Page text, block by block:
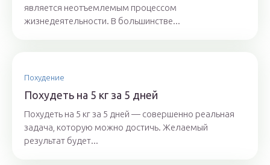
является неотъемлемым процессом
жизнедеятельности. В большинстве...
Похудение
Похудеть на 5 кг за 5 дней
Похудеть на 5 кг за 5 дней — совершенно реальная
задача, которую можно достичь. Желаемый
результат будет...